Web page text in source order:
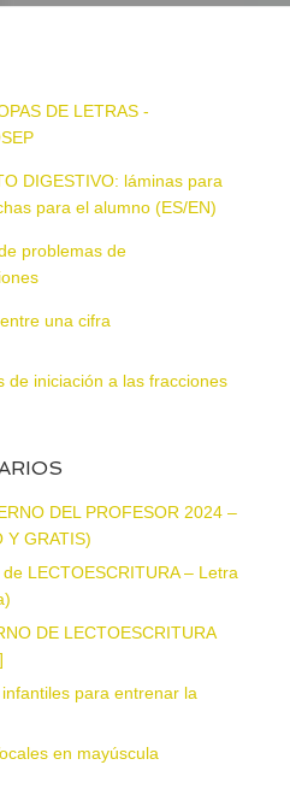
DE LETRAS -
DIGESTIVO: láminas para
para el alumno (ES/EN)
problemas de
una cifra
de iniciación a las fracciones
DEL PROFESOR 2024 –
Y GRATIS)
LECTOESCRITURA – Letra
DE LECTOESCRITURA
para entrenar la
en mayúscula